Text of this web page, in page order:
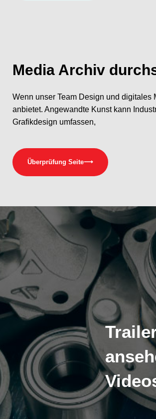
Media Archiv
Wenn unser Team Design und digitales
anbietet. Angewandte Kunst kann
Grafikdesign umfassen,
Überprüfung Seite⟶